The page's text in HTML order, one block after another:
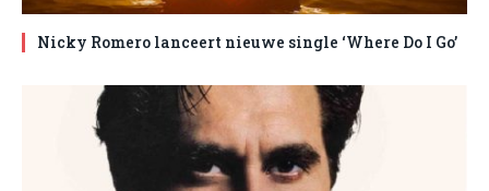
Nicky Romero lanceert nieuwe single ‘Where Do I Go’